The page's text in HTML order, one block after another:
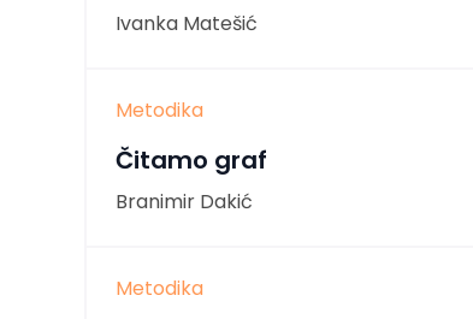
Ivanka Matešić
Metodika
Čitamo graf
Branimir Dakić
Metodika